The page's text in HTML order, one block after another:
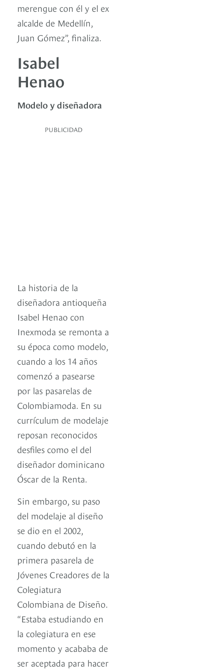
merengue con él y el ex
alcalde de Medellín,
Juan Gómez”, finaliza.
Isabel
Henao
Modelo y diseñadora
PUBLICIDAD
La historia de la
diseñadora antioqueña
Isabel Henao con
Inexmoda se remonta a
su época como modelo,
cuando a los 14 años
comenzó a pasearse
por las pasarelas de
Colombiamoda. En su
currículum de modelaje
reposan reconocidos
desfiles como el del
diseñador dominicano
Óscar de la Renta.
Sin embargo, su paso
del modelaje al diseño
se dio en el 2002,
cuando debutó en la
primera pasarela de
Jóvenes Creadores de la
Colegiatura
Colombiana de Diseño.
“Estaba estudiando en
la colegiatura en ese
momento y acababa de
ser aceptada para hacer